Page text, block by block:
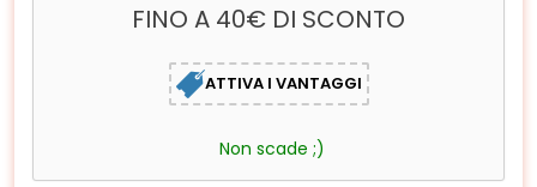
FINO A 40€ DI SCONTO
ATTIVA I VANTAGGI
Non scade ;)